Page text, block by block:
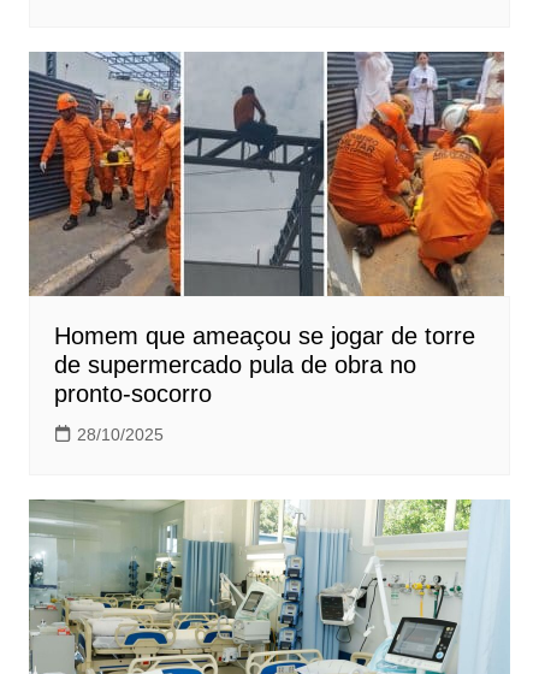
Homem que ameaçou se jogar de torre
de supermercado pula de obra no
pronto-socorro
28/10/2025